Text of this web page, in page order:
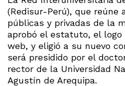
(Redisur-Perú), que reúne
públicas y privadas de la
aprobó el estatuto, el
web, y eligió a su nuevo
será presidido por el
rector de la Universidad
Agustín de Arequipa.